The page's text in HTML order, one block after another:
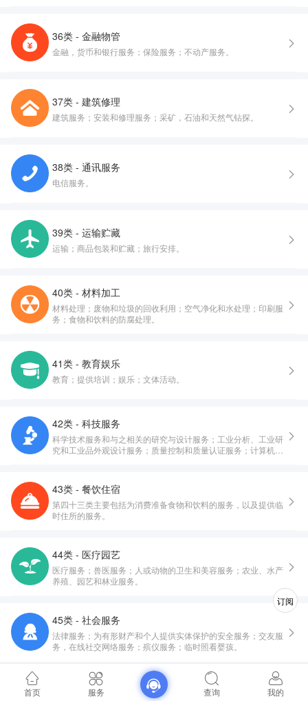
36类 - 金融物管
金融，货币和银行服务；保险服务；不动产服务。
37类 - 建筑修理
建筑服务；安装和修理服务；采矿，石油和天然气钻探。
38类 - 通讯服务
电信服务。
39类 - 运输贮藏
运输；商品包装和贮藏；旅行安排。
40类 - 材料加工
材料处理；废物和垃圾的回收利用；空气净化和水处理；印刷服
务；食物和饮料的防腐处理。
41类 - 教育娱乐
教育；提供培训；娱乐；文体活动。
42类 - 科技服务
科学技术服务和与之相关的研究与设计服务；工业分析、工业研
究和工业品外观设计服务；质量控制和质量认证服务；计算机硬
43类 - 餐饮住宿
第四十三类主要包括为消费准备食物和饮料的服务，以及提供临
时住所的服务。
44类 - 医疗园艺
医疗服务；兽医服务；人或动物的卫生和美容服务；农业、水产
养殖、园艺和林业服务。
45类 - 社会服务
法律服务；为有形财产和个人提供实体保护的安全服务；交友服
务，在线社交网络服务；殡仪服务；临时照看婴孩。
首页 服务 查询 我的
订阅